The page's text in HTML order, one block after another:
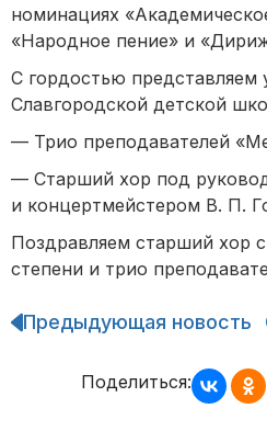
номинациях
«Народное пение» и
С гордостью представляем
Славгородской детской
— Трио преподавателей
— Старший хор под
и концертмейстером В. П.
Поздравляем старший хор
степени и трио
Навигация
записям
Предыдующая новость
Поделиться: